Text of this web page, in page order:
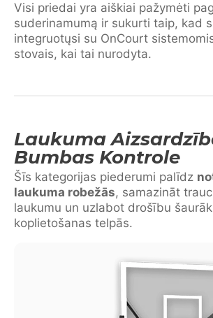
Visi priedai yra aiškiai pažymėti
suderinamumą ir sukurti taip, kad
integruotųsi su OnCourt
stovais, kai tai nurodyta.
Laukuma
Bumbas Kontrole
Šīs kategorijas piederumi palīdz
laukuma robežās, samazināt
laukumu un uzlabot drošību
koplietošanas telpās.